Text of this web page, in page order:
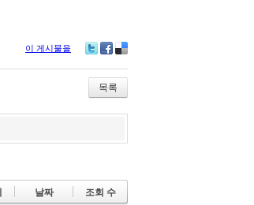
이 게시물을
bo
ok
ou
s
목록
날짜 조회 수